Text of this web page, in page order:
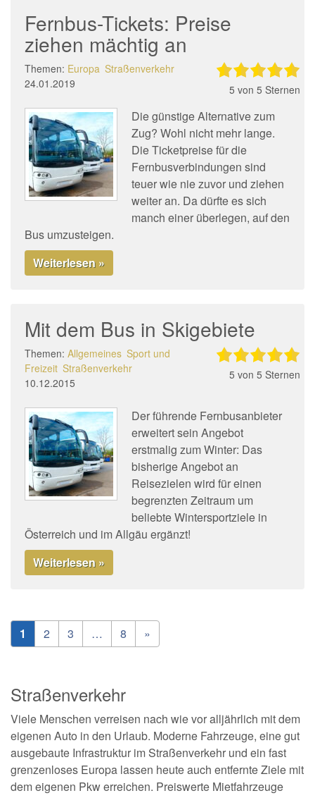
Fernbus-Tickets: Preise
ziehen mächtig an
Themen: Europa Straßenverkehr
24.01.2019
5 von 5 Sternen
Die günstige Alternative zum
Zug? Wohl nicht mehr lange.
Die Ticketpreise für die
Fernbusverbindungen sind
teuer wie nie zuvor und ziehen
weiter an. Da dürfte es sich
manch einer überlegen, auf den
Bus umzusteigen.
Weiterlesen »
Mit dem Bus in Skigebiete
Themen: Allgemeines Sport und
Freizeit Straßenverkehr
10.12.2015
5 von 5 Sternen
Der führende Fernbusanbieter
erweitert sein Angebot
erstmalig zum Winter: Das
bisherige Angebot an
Reisezielen wird für einen
begrenzten Zeitraum um
beliebte Wintersportziele in
Österreich und im Allgäu ergänzt!
Weiterlesen »
1 2 3 … 8 »
Straßenverkehr
Viele Menschen verreisen nach wie vor alljährlich mit dem
eigenen Auto in den Urlaub. Moderne Fahrzeuge, eine gut
ausgebaute Infrastruktur im Straßenverkehr und ein fast
grenzenloses Europa lassen heute auch entfernte Ziele mit
dem eigenen Pkw erreichen. Preiswerte Mietfahrzeuge